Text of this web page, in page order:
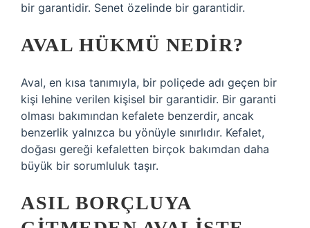
bir garantidir. Senet özelinde bir garantidir.
AVAL HÜKMÜ NEDIR?
Aval, en kısa tanımıyla, bir poliçede adı geçen bir
kişi lehine verilen kişisel bir garantidir. Bir garanti
olması bakımından kefalete benzerdir, ancak
benzerlik yalnızca bu yönüyle sınırlıdır. Kefalet,
doğası gereği kefaletten birçok bakımdan daha
büyük bir sorumluluk taşır.
ASIL BORÇLUYA